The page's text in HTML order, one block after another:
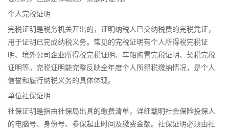
个人完税证明
完税证明是税务机关开出的，证明纳税人已交纳税费的完税凭证，
用于证明已完成纳税义务。常见的完税证明有个人所得税完税证
明、境外公司企业所得税完税证明、车船购置完税证明、契税完税
证明等。完税证明能完整反映全年度个人所得税缴纳情况，是个人
信誉和履行纳税义务的具体体现。
单位社保证明
社保证明是指由社保局出具的缴费清单，详细载明社会保险投保人
的电脑号、身份号、参保起止时间及缴费金额。社保证明必须由社